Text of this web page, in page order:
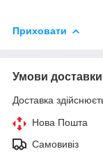
Приховати
Умови доставки
Доставка
Нова Пошта
Самовивіз